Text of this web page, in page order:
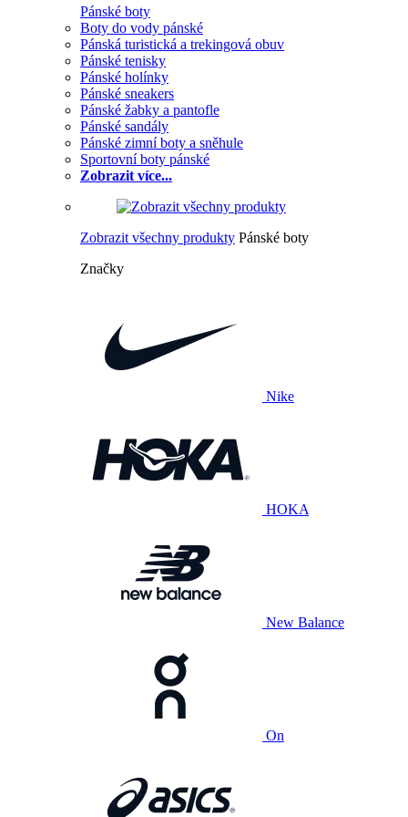
Pánské boty
Boty do vody pánské
Pánská turistická a trekingová obuv
Pánské tenisky
Pánské holínky
Pánské sneakers
Pánské žabky a pantofle
Pánské sandály
Pánské zimní boty a sněhule
Sportovní boty pánské
Zobrazit více...
Zobrazit všechny produkty Pánské boty
Značky
Nike
HOKA
New Balance
On